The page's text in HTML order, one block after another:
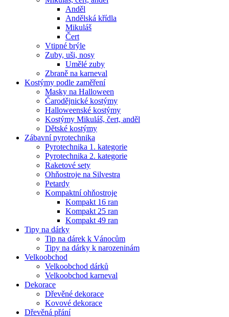
Anděl
Andělská křídla
Mikuláš
Čert
Vtipné brýle
Zuby, uši, nosy
Umělé zuby
Zbraně na karneval
Kostýmy podle zaměření
Masky na Halloween
Čarodějnické kostýmy
Halloweenské kostýmy
Kostýmy Mikuláš, čert, anděl
Dětské kostýmy
Zábavní pyrotechnika
Pyrotechnika 1. kategorie
Pyrotechnika 2. kategorie
Raketové sety
Ohňostroje na Silvestra
Petardy
Kompaktní ohňostroje
Kompakt 16 ran
Kompakt 25 ran
Kompakt 49 ran
Tipy na dárky
Tip na dárek k Vánocům
Tipy na dárky k narozeninám
Velkoobchod
Velkoobchod dárků
Velkoobchod karneval
Dekorace
Dřevěné dekorace
Kovové dekorace
Dřevěná přání